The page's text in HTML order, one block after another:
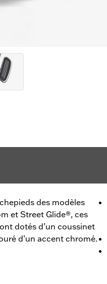
des modèles
et Street Glide®, ces
dotés d’un coussinet
d’un accent chromé.